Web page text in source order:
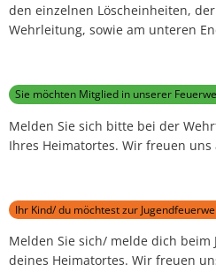
den einzelnen Löscheinheiten,
Wehrleitung, sowie am unteren
Sie möchten Mitglied in unserer
Melden Sie sich bitte bei der
Ihres Heimatortes. Wir freuen uns
Ihr Kind/ du möchtest zur
Melden Sie sich/ melde dich
deines Heimatortes. Wir freuen